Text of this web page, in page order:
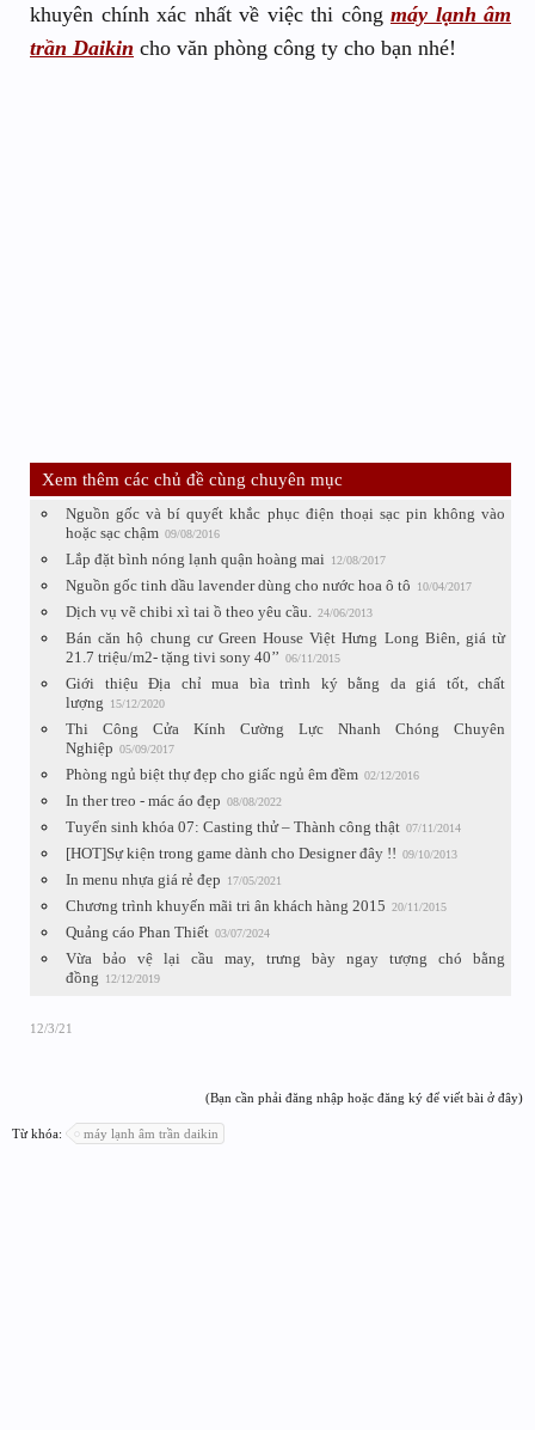
khuyên chính xác nhất về việc thi công máy lạnh âm
trần Daikin cho văn phòng công ty cho bạn nhé!
Xem thêm các chủ đề cùng chuyên mục
Nguồn gốc và bí quyết khắc phục điện thoại sạc pin không vào
hoặc sạc chậm 09/08/2016
Lắp đặt bình nóng lạnh quận hoàng mai 12/08/2017
Nguồn gốc tinh dầu lavender dùng cho nước hoa ô tô 10/04/2017
Dịch vụ vẽ chibi xì tai ồ theo yêu cầu. 24/06/2013
Bán căn hộ chung cư Green House Việt Hưng Long Biên, giá từ
21.7 triệu/m2- tặng tivi sony 40’’ 06/11/2015
Giới thiệu Địa chỉ mua bìa trình ký bằng da giá tốt, chất
lượng
15/12/2020
Thi Công Cửa Kính Cường Lực Nhanh Chóng Chuyên
Nghiệp 05/09/2017
Phòng ngủ biệt thự đẹp cho giấc ngủ êm đềm 02/12/2016
In ther treo - mác áo đẹp 08/08/2022
Tuyển sinh khóa 07: Casting thử – Thành công thật 07/11/2014
[HOT]Sự kiện trong game dành cho Designer đây !! 09/10/2013
In menu nhựa giá rẻ đẹp 17/05/2021
Chương trình khuyến mãi tri ân khách hàng 2015 20/11/2015
Quảng cáo Phan Thiết 03/07/2024
Vừa bảo vệ lại cầu may, trưng bày ngay tượng chó bằng
đồng
12/12/2019
12/3/21
(Bạn cần phải đăng nhập hoặc đăng ký để viết bài ở đây)
Từ khóa: máy lạnh âm trần daikin